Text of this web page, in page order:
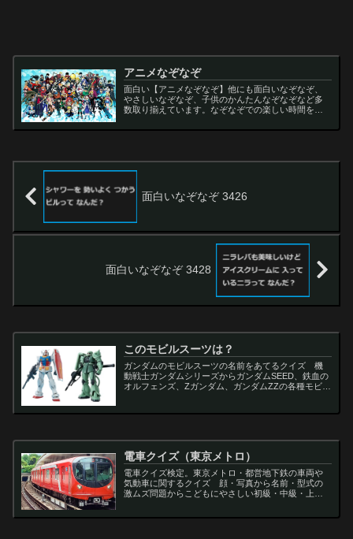
アニメなぞなぞ
面白い【アニメなぞなぞ】他にも面白いなぞなぞ、
やさしいなぞなぞ、子供のかんたんなぞなぞなど多
数取り揃えています。なぞなぞでの楽しい時間をお
面白いなぞなぞ 3426
面白いなぞなぞ 3428
このモビルスーツは？
ガンダムのモビルスーツの名前をあてるクイズ 機
動戦士ガンダムシリーズからガンダムSEED、鉄血の
オルフェンズ、Zガンダム、ガンダムZZの各種モビル
電車クイズ（東京メトロ）
電車クイズ検定。東京メトロ・都営地下鉄の車両や
気動車に関するクイズ 顔・写真から名前・型式の
激ムズ問題からこどもにやさしい初級・中級・上級